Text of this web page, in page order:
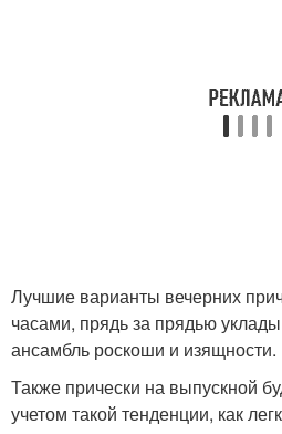
Лучшие варианты вечерних
часами, прядь за прядью
ансамбль роскоши и изящности.
Также прически на выпускной
учетом такой тенденции, как